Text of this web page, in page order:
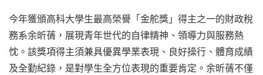
今年獲頒高科大學生最高榮譽「金舵獎」得主之一的財政稅
務系余昕蒨，展現青年世代的自律精神、領導力與服務熱
忱。該獎項得主須兼具優異學業表現、良好操行、體育成績
及全勤紀錄，是對學生全方位表現的重要肯定。余昕蒨不僅